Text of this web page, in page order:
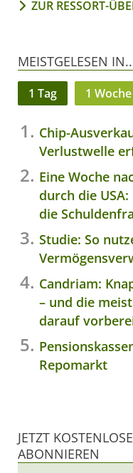
ZUR RESSORT-
MEISTGELESEN
1 Tag 1 Woche
Chip-
Verlustwelle
Eine Woche
durch die
die
Studie: So
Candriam:
– und die
darauf
Repomarkt
JETZT
ABONNIEREN